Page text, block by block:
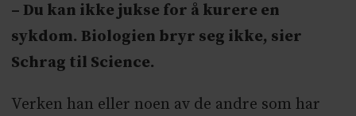
– Du kan ikke jukse for å kurere en
sykdom. Biologien bryr seg ikke, sier
Schrag til Science.
Verken han eller noen av de andre som har